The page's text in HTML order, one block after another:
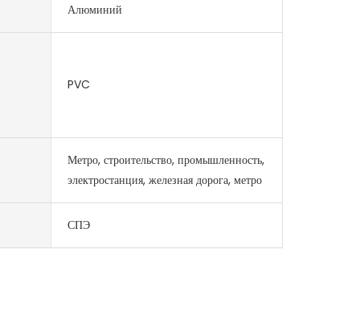
Алюминий
PVC
Метро, ​​строительство, промышленность,
электростанция, железная дорога, метро
СПЭ